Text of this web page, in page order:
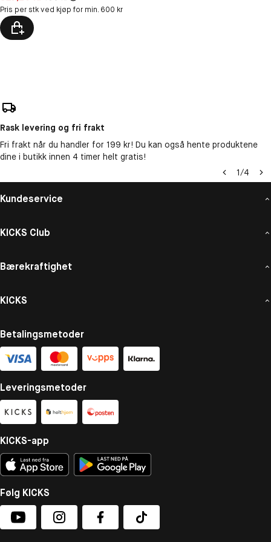
Pris per stk ved kjøp for min. 600 kr
Rask levering og fri frakt
Fri frakt når du handler for 199 kr! Du kan også hente produktene
dine i butikk innen 4 timer helt gratis!
1/4
Kundeservice
KICKS Club
Bærekraftighet
KICKS
Betalingsmetoder
Leveringsmetoder
KICKS-app
Følg KICKS